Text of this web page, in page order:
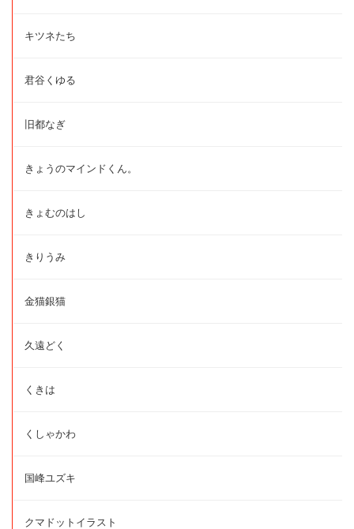
キツネたち
君谷くゆる
旧都なぎ
きょうのマインドくん。
きょむのはし
きりうみ
金猫銀猫
久遠どく
くきは
くしゃかわ
国峰ユズキ
クマドットイラスト